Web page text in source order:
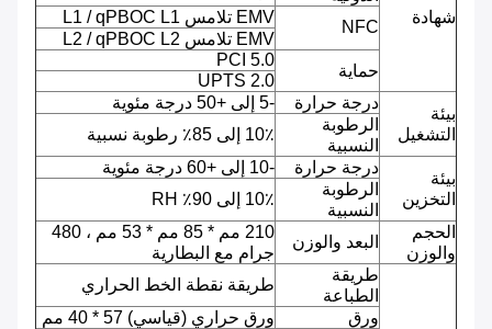
شهادة
NFC
EMV تلامس L1 / qPBOC L1
EMV تلامس L2 / qPBOC L2
حماية
PCI 5.0
UPTS 2.0
بيئة
التشغيل
درجة حرارة
-5 إلى +50 درجة مئوية
الرطوبة
النسبية
10٪ إلى 85٪ رطوبة نسبية
بيئة
التخزين
درجة حرارة
-10 إلى +60 درجة مئوية
الرطوبة
النسبية
10٪ إلى 90٪ RH
الحجم
والوزن
البعد والوزن
210 مم * 85 مم * 53 مم ، 480
جرام مع البطارية
طريقة
الطباعة
طريقة نقطة الخط الحراري
ورق
ورق حراري (قياسي) 57 * 40 مم